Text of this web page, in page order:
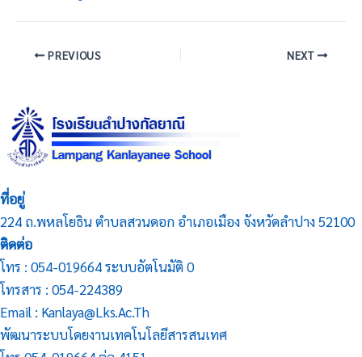
PREVIOUS NEXT
ที่อยู่
224 ถ.พหลโยธิน ตำบลสวนดอก อำเภอเมือง จังหวัดลำปาง 52100
ติดต่อ
โทร : 054-019664 ระบบอัตโนมัติ 0
โทรสาร : 054-224389
Email : Kanlaya@lks.ac.th
พัฒนาระบบโดยงานเทคโนโลยีสารสนเทศ